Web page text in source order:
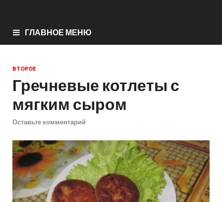
ГЛАВНОЕ МЕНЮ
ВТОРОЕ
Гречневые котлеты с
мягким сыром
Оставьте комментарий